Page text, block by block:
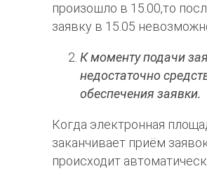
произошло в 15.00,то
заявку в 15.05
К моменту подачи
недостаточно
обеспечения заявки.
Когда электронная
заканчивает приём
происходит